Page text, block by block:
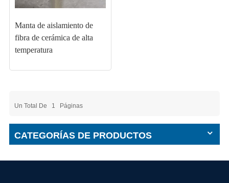
Manta de aislamiento de
fibra de cerámica de alta
temperatura
Un Total De 1 Páginas
CATEGORÍAS DE PRODUCTOS